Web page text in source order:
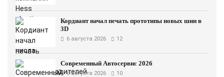
Кордиант начал печать прототипы новых шин в
3D
6 августа 2026 12
Современный Автосервис 2026
6 августа 2026 10